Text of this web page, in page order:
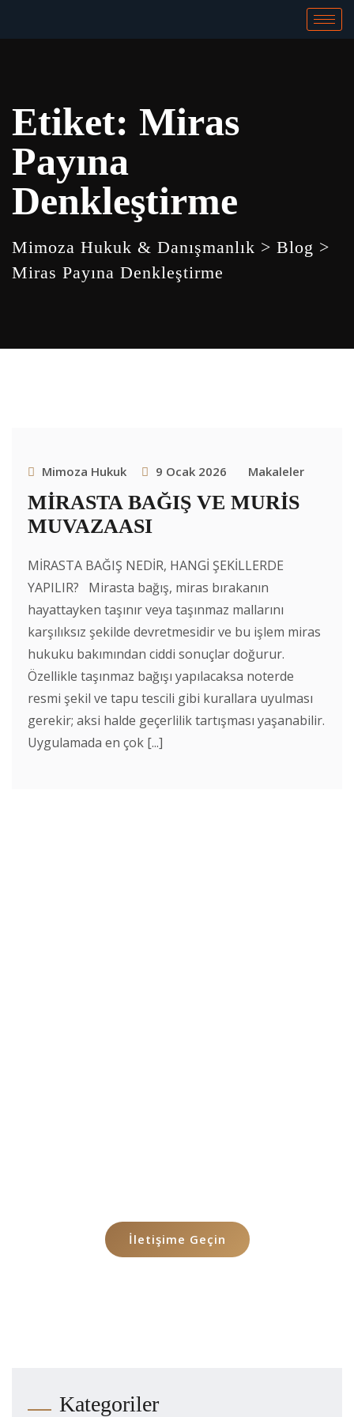
Etiket: Miras
Payına
Denkleştirme
Mimoza Hukuk & Danışmanlık > Blog >
Miras Payına Denkleştirme
Mimoza Hukuk 9 Ocak 2026 Makaleler
MİRASTA BAĞIŞ VE MURİS
MUVAZAASI
MİRASTA BAĞIŞ NEDİR, HANGİ ŞEKİLLERDE
YAPILIR? Mirasta bağış, miras bırakanın
hayattayken taşınır veya taşınmaz mallarını
karşılıksız şekilde devretmesidir ve bu işlem miras
hukuku bakımından ciddi sonuçlar doğurur.
Özellikle taşınmaz bağışı yapılacaksa noterde
resmi şekil ve tapu tescili gibi kurallara uyulması
gerekir; aksi halde geçerlilik tartışması yaşanabilir.
Uygulamada en çok [...]
İletişime Geçin
Kategoriler